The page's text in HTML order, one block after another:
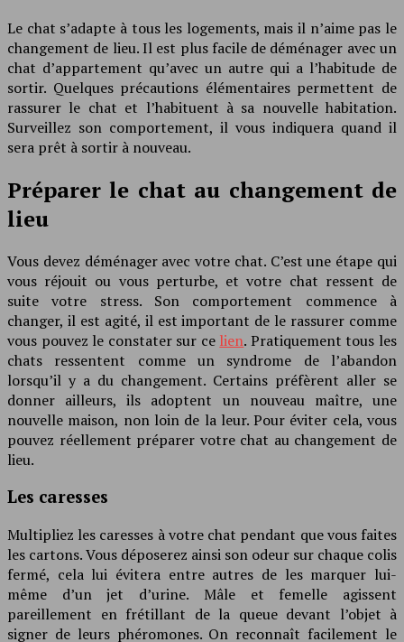
Le chat s’adapte à tous les logements, mais il n’aime pas le
changement de lieu. Il est plus facile de déménager avec un
chat d’appartement qu’avec un autre qui a l’habitude de
sortir. Quelques précautions élémentaires permettent de
rassurer le chat et l’habituent à sa nouvelle habitation.
Surveillez son comportement, il vous indiquera quand il
sera prêt à sortir à nouveau.
Préparer le chat au changement de
lieu
Vous devez déménager avec votre chat. C’est une étape qui
vous réjouit ou vous perturbe, et votre chat ressent de
suite votre stress. Son comportement commence à
changer, il est agité, il est important de le rassurer comme
vous pouvez le constater sur ce lien. Pratiquement tous les
chats ressentent comme un syndrome de l’abandon
lorsqu’il y a du changement. Certains préfèrent aller se
donner ailleurs, ils adoptent un nouveau maître, une
nouvelle maison, non loin de la leur. Pour éviter cela, vous
pouvez réellement préparer votre chat au changement de
lieu.
Les caresses
Multipliez les caresses à votre chat pendant que vous faites
les cartons. Vous déposerez ainsi son odeur sur chaque colis
fermé, cela lui évitera entre autres de les marquer lui-
même d’un jet d’urine. Mâle et femelle agissent
pareillement en frétillant de la queue devant l’objet à
signer de leurs phéromones. On reconnaît facilement le